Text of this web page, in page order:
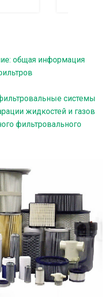
общая информация
системы
жидкостей и газов
фильтровального